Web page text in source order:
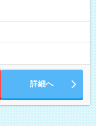
詳細へ